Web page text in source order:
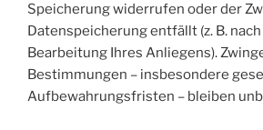
Speicherung widerrufen oder der
Datenspeicherung entfällt (z. B.
Bearbeitung Ihres Anliegens).
Bestimmungen – insbesondere
Aufbewahrungsfristen – bleiben